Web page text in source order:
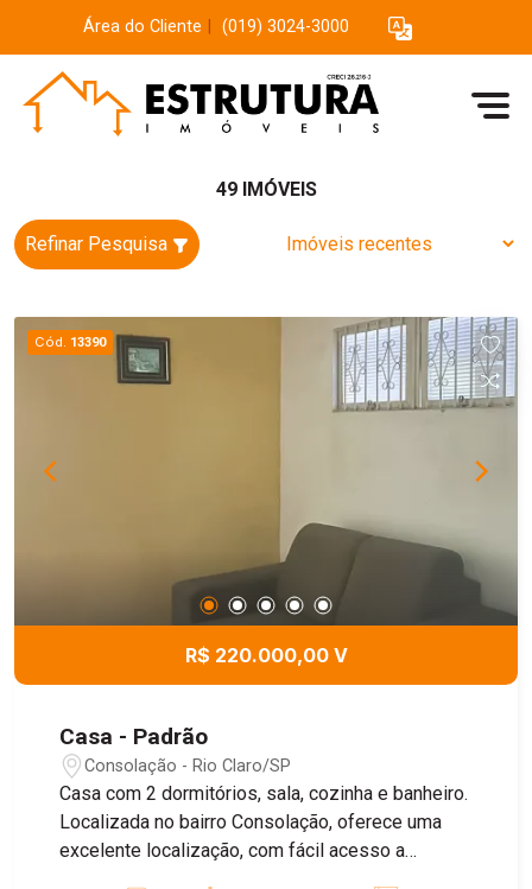
Área do Cliente (019) 3024-3000
49 IMÓVEIS
Refinar Pesquisa
Cód. 13390
R$ 220.000,00 V
Casa - Padrão
Consolação - Rio Claro/SP
Casa com 2 dormitórios, sala, cozinha e banheiro.
Localizada no bairro Consolação, oferece uma
excelente localização, com fácil acesso a